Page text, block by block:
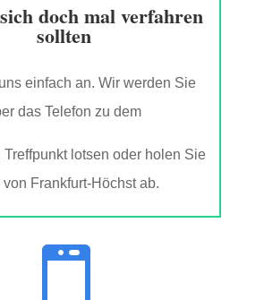
doch mal verfahren
sollten
einfach an. Wir werden Sie
das Telefon zu dem
Treffpunkt lotsen oder holen Sie
von Frankfurt-Höchst ab.